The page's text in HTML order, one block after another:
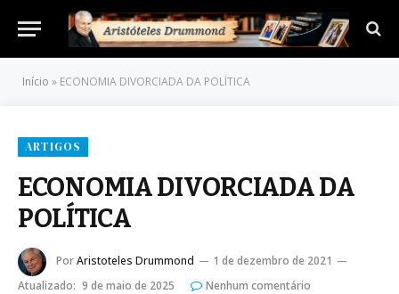
Início » ECONOMIA DIVORCIADA DA POLÍTICA
ARTIGOS
ECONOMIA DIVORCIADA DA
POLÍTICA
PorAristoteles Drummond
1 de dezembro de 2021
Atualizado: 9 de maio de 2025
Nenhum comentário